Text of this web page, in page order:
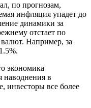
по прогнозам,
инфляция упадет до
динамики за
отстает по
Например, за
экономика
наводнения в
инвесторы все более